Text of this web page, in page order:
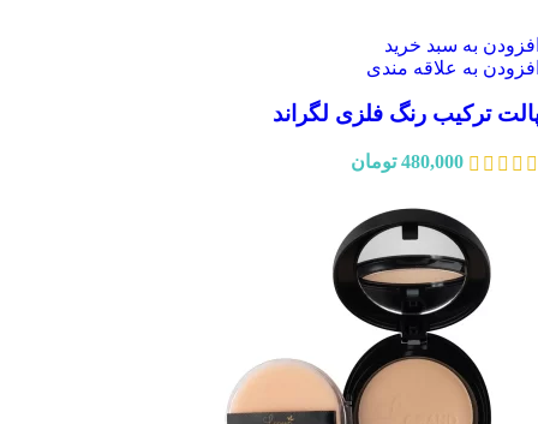
به سبد خرید
به علاقه مندی
ترکیب رنگ فلزی لگراند
480,000 تومان